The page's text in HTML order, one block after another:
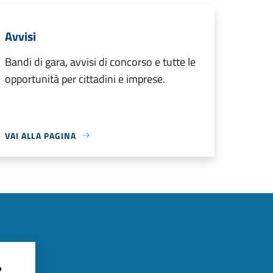
Avvisi
Bandi di gara, avvisi di concorso e tutte le
opportunità per cittadini e imprese.
VAI ALLA PAGINA